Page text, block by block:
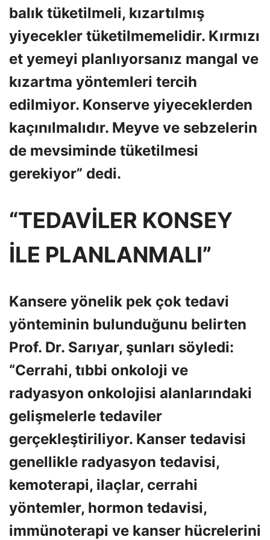
balık tüketilmeli, kızartılmış
yiyecekler tüketilmemelidir. Kırmızı
et yemeyi planlıyorsanız mangal ve
kızartma yöntemleri tercih
edilmiyor. Konserve yiyeceklerden
kaçınılmalıdır. Meyve ve sebzelerin
de mevsiminde tüketilmesi
gerekiyor” dedi.
“TEDAVİLER KONSEY
İLE PLANLANMALI”
Kansere yönelik pek çok tedavi
yönteminin bulunduğunu belirten
Prof. Dr. Sarıyar, şunları söyledi:
“Cerrahi, tıbbi onkoloji ve
radyasyon onkolojisi alanlarındaki
gelişmelerle tedaviler
gerçekleştiriliyor. Kanser tedavisi
genellikle radyasyon tedavisi,
kemoterapi, ilaçlar, cerrahi
yöntemler, hormon tedavisi,
immünoterapi ve kanser hücrelerini